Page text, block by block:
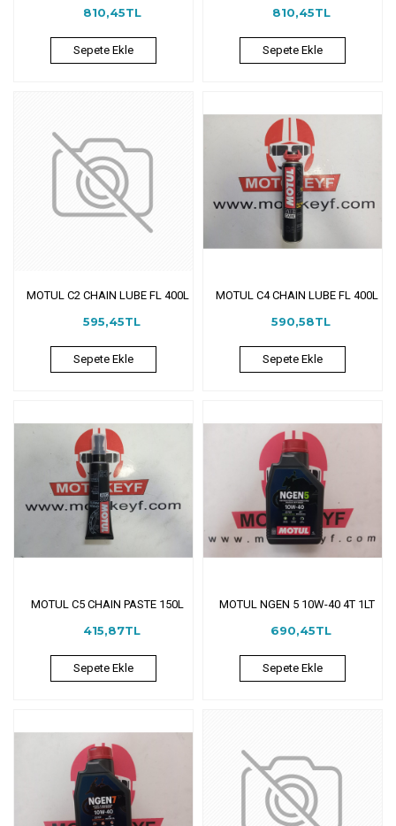
810,45TL
Sepete Ekle
810,45TL
Sepete Ekle
MOTUL C2 CHAIN LUBE FL 400L
595,45TL
Sepete Ekle
MOTUL C4 CHAIN LUBE FL 400L
590,58TL
Sepete Ekle
MOTUL C5 CHAIN PASTE 150L
415,87TL
Sepete Ekle
MOTUL NGEN 5 10W-40 4T 1LT
690,45TL
Sepete Ekle